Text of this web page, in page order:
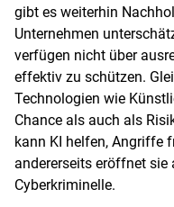
gibt es weiterhin
Unternehmen
verfügen nicht über
effektiv zu schützen.
Technologien wie
Chance als auch als
kann KI helfen, Angriffe
andererseits eröffnet
Cyberkriminelle.